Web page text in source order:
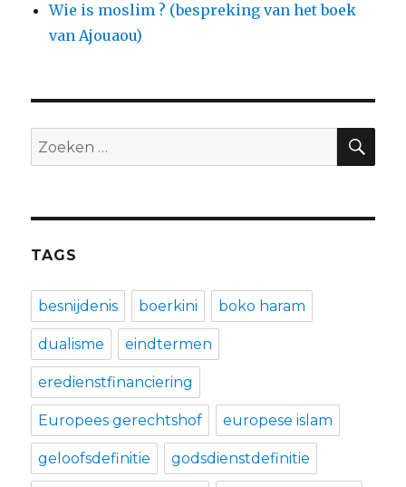
Wie is moslim ? (bespreking van het boek
van Ajouaou)
Zoeken
naar:
TAGS
besnijdenis boerkini boko haram
dualisme eindtermen
eredienstfinanciering
Europees gerechtshof europese islam
geloofsdefinitie godsdienstdefinitie